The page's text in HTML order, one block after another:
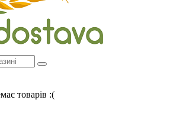
товарів :(